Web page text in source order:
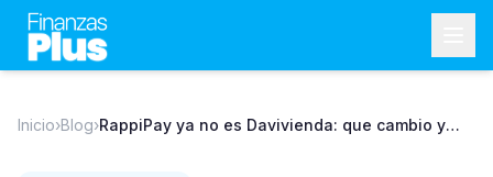
Inicio›Blog›RappiPay ya no es Davivienda: que cambio y